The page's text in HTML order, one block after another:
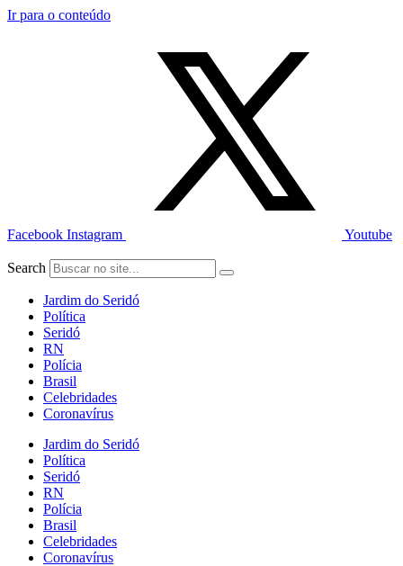
Ir para o conteúdo
Facebook Instagram Youtube
Search
Jardim do Seridó
Política
Seridó
RN
Polícia
Brasil
Celebridades
Coronavírus
Jardim do Seridó
Política
Seridó
RN
Polícia
Brasil
Celebridades
Coronavírus